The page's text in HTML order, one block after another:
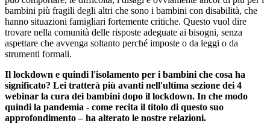
bambini più fragili degli altri che sono i bambini con disabilità, che
hanno situazioni famigliari fortemente critiche. Questo vuol dire
trovare nella comunità delle risposte adeguate ai bisogni, senza
aspettare che avvenga soltanto perché imposte o da leggi o da
strumenti formali.
Il lockdown e quindi l'isolamento per i bambini che cosa ha
significato? Lei tratterà più avanti nell'ultima sezione dei 4
webinar la cura dei bambini dopo il lockdown. In che modo
quindi la pandemia - come recita il titolo di questo suo
approfondimento – ha alterato le nostre relazioni.